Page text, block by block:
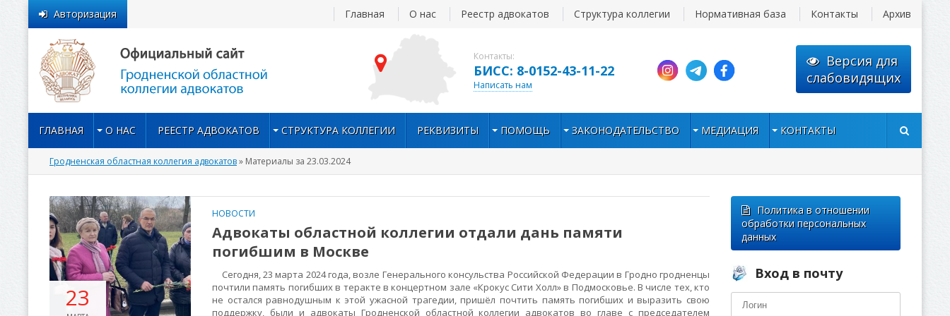
Контакты:
БИСС: 8-0152-43-11-22
Написать нам
Версия для
слабовидящих
Авторизация Главная О нас Реестр адвокатов Структура коллегии Нормативная база Контакты Архив
ГЛАВНАЯ О НАС РЕЕСТР АДВОКАТОВ СТРУКТУРА КОЛЛЕГИИ РЕКВИЗИТЫ ПОМОЩЬ ЗАКОНОДАТЕЛЬСТВО МЕДИАЦИЯ КОНТАКТЫ
Гродненская областная коллегия адвокатов» Материалы за 23.03.2024
23
НОВОСТИ
Адвокаты областной коллегии отдали дань памяти
погибшим в Москве
Сегодня, 23 марта 2024 года, возле Генерального консульства Российской Федерации в Гродно гродненцы
почтили память погибших в теракте в концертном зале «Крокус Сити Холл» в Подмосковье. В числе тех, кто
не остался равнодушным к этой ужасной трагедии, пришёл почтить память погибших и выразить свою
поддержку, были и адвокаты Гродненской областной коллегии адвокатов во главе с председателем
Политика в отношении
обработки персональных
данных
Вход в почту